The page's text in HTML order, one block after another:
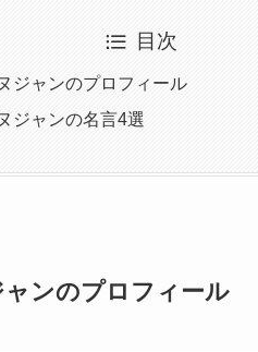
目次
ジャンのプロフィール
ジャンの名言4選
ンのプロフィール